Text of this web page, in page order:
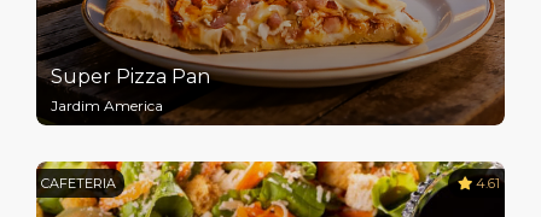
Super Pizza Pan
Jardim America
CAFETERIA 4.61